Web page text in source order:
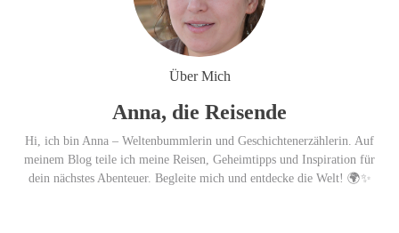
Best of the Best 2026 / NOMOS
Glashütte erzielt 94 von 100
Punkten.
Über Mich
Anna, die Reisende
Hi, ich bin Anna – Weltenbummlerin und Geschichtenerzählerin. Auf
meinem Blog teile ich meine Reisen, Geheimtipps und Inspiration für
dein nächstes Abenteuer. Begleite mich und entdecke die Welt! 🌍✨